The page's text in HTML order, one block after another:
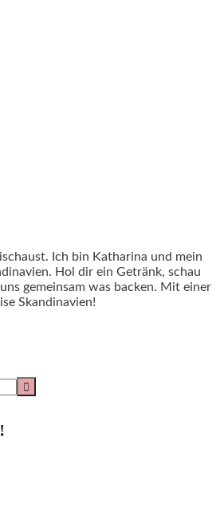
Ich bin Katharina und mein
Hol dir ein Getränk, schau
gemeinsam was backen. Mit einer
Skandinavien!